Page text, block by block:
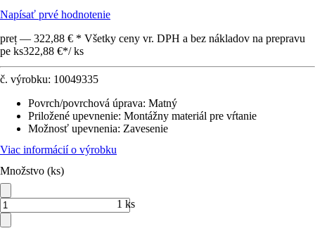
Napísať prvé hodnotenie
preț — 322,88 € * Všetky ceny vr. DPH a bez nákladov na prepravu
pe ks322,88 €*/ ks
č. výrobku: 10049335
Povrch/povrchová úprava: Matný
Priložené upevnenie: Montážny materiál pre vŕtanie
Možnosť upevnenia: Zavesenie
Viac informácií o výrobku
Množstvo (ks)
1 ks